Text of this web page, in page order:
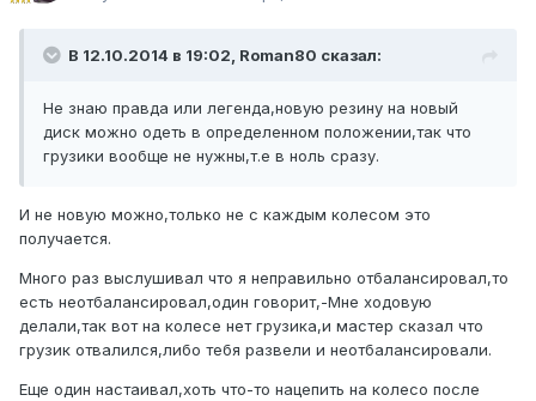
В 12.10.2014 в 19:02, Roman80 сказал:
Не знаю правда или легенда,новую резину на новый
диск можно одеть в определенном положении,так что
грузики вообще не нужны,т.е в ноль сразу.
И не новую можно,только не с каждым колесом это
получается.
Много раз выслушивал что я неправильно отбалансировал,то
есть неотбалансировал,один говорит,-Мне ходовую
делали,так вот на колесе нет грузика,и мастер сказал что
грузик отвалился,либо тебя развели и неотбалансировали.
Еще один настаивал,хоть что-то нацепить на колесо после